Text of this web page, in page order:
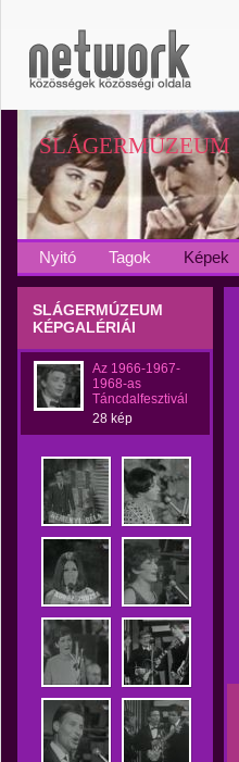
SLÁGERMÚZEUM
Nyitó Tagok Képek
SLÁGERMÚZEUM
KÉPGALÉRIÁI
Az 1966-1967-
1968-as
Táncdalfesztivál
28 kép